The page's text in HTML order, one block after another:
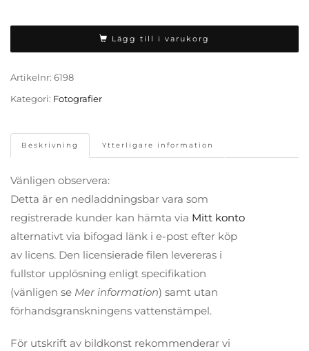
Lägg till i varukorg
Artikelnr: 6198
Kategori: Fotografier
Beskrivning Ytterligare information
Vänligen observera:
Detta är en nedladdningsbar vara som
registrerade kunder kan hämta via Mitt konto
alternativt via bifogad länk i e-post efter köp
av licens. Den licensierade filen levereras i
fullstor upplösning enligt specifikation
(vänligen se Mer information) samt utan
förhandsgranskningens vattenstämpel.
För utskrift av bildkonst rekommenderar vi